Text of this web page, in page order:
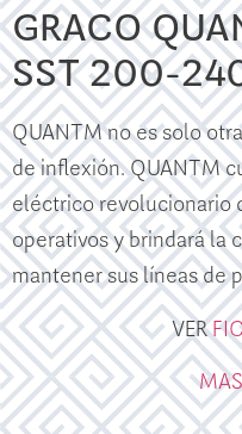
GRACO
SST 200-
QUANTM no es solo
de inflexión. QUANTM
eléctrico revolucionario
operativos y brindará la
mantener sus líneas de
VER